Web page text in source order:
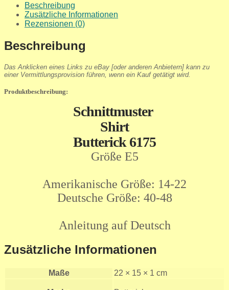
Beschreibung
Zusätzliche Informationen
Rezensionen (0)
Beschreibung
Das Anklicken eines Links zu eBay [oder anderen Anbietern] kann zu
einer Vermittlungsprovision führen, wenn ein Kauf getätigt wird.
Produktbeschreibung:
Schnittmuster
Shirt
Butterick 6175
Größe E5
Amerikanische Größe: 14-22
Deutsche Größe: 40-48
Anleitung auf Deutsch
Zusätzliche Informationen
Maße 22 × 15 × 1 cm